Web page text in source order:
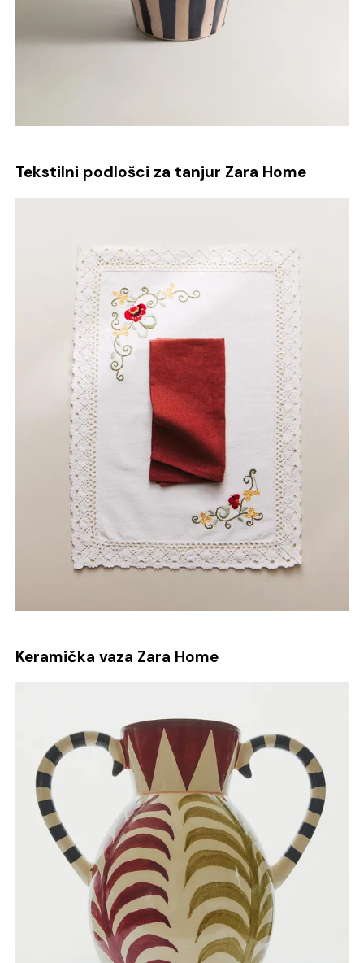
Tekstilni podlošci za tanjur Zara Home
Keramička vaza Zara Home